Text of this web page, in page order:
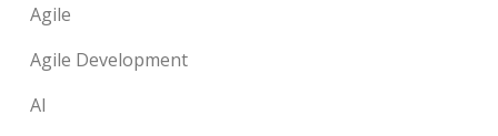
Agile
Agile Development
AI